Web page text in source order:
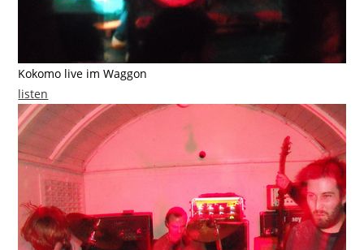
Kokomo live im Waggon
listen